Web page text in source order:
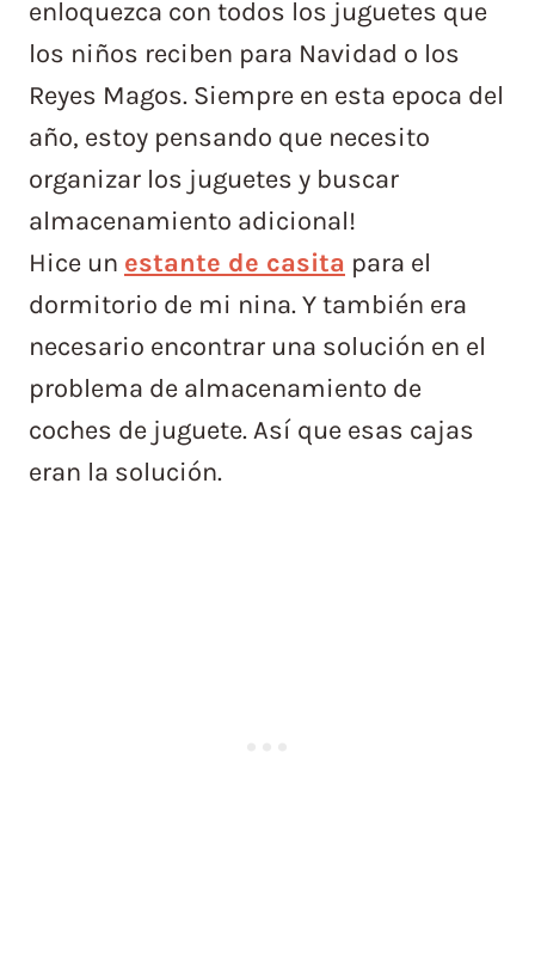
enloquezca con todos los juguetes que
los niños reciben para Navidad o los
Reyes Magos. Siempre en esta epoca del
año, estoy pensando que necesito
organizar los juguetes y buscar
almacenamiento adicional!
Hice un estante de casita para el
dormitorio de mi nina. Y también era
necesario encontrar una solución en el
problema de almacenamiento de
coches de juguete. Así que esas cajas
eran la solución.